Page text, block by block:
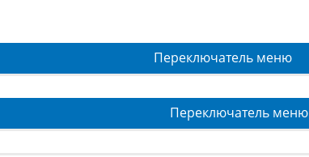
Переключатель меню
Переключатель меню